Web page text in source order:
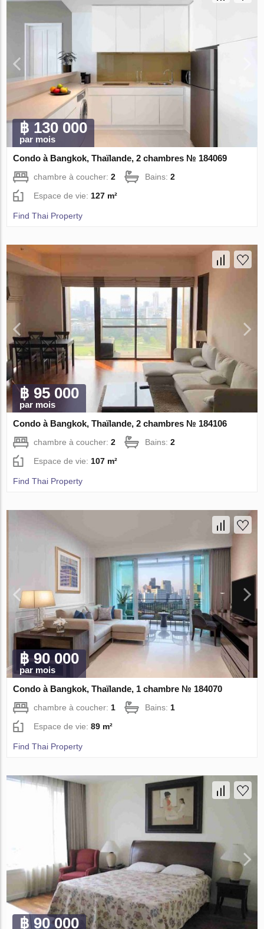
฿ 130 000
par mois
Condo à Bangkok, Thaïlande, 2 chambres № 184069
chambre à coucher:2 Bains:2
Espace de vie: 127 m²
Find Thai Property
฿ 95 000
par mois
Condo à Bangkok, Thaïlande, 2 chambres № 184106
chambre à coucher:2 Bains:2
Espace de vie: 107 m²
Find Thai Property
฿ 90 000
par mois
Condo à Bangkok, Thaïlande, 1 chambre № 184070
chambre à coucher: 1 Bains: 1
Espace de vie:89 m²
Find Thai Property
฿ 90 000